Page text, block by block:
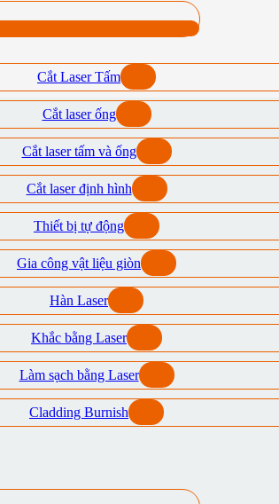
Cắt Laser Tấm
Cắt laser ống
Cắt laser tấm và ống
Cắt laser định hình
Thiết bị tự động
Gia công vật liệu giòn
Hàn Laser
Khắc bằng Laser
Làm sạch bằng Laser
Cladding Burnish